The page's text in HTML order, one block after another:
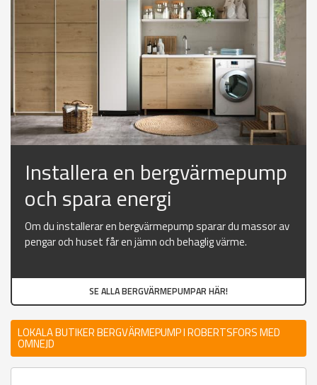
Installera en bergvärmepump
och spara energi
Om du installerar en bergvärmepump sparar du massor av
pengar och huset får en jämn och behaglig värme.
SE ALLA BERGVÄRMEPUMPAR HÄR!
LOKALA BUTIKER BERGVÄRMEPUMP I ROBERTSFORS MED
OMNEJD